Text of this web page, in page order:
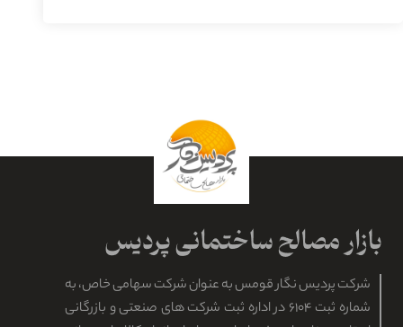
شرکت پردیس نگار قومس به عنوان شرکت سهامی خاص، به
شماره ثبت ۶۱۰۴ در اداره ثبت شرکت های صنعتی و بازرگانی